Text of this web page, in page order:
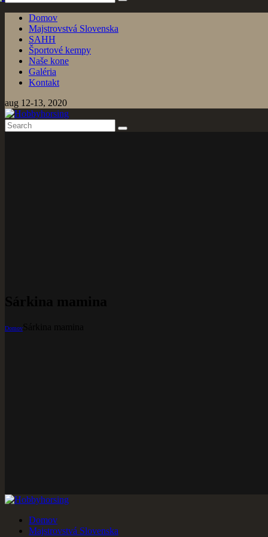
Domov
Majstrovstvá Slovenska
SAHH
Športové kempy
Naše kone
Galéria
Kontakt
aug 12-13, 2020
Domov
Majstrovstvá Slovenska